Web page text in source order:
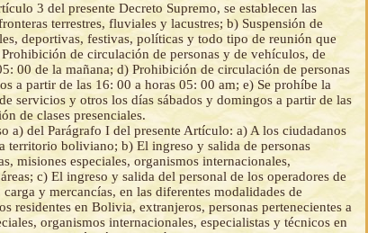
3 del presente Decreto Supremo, se establecen las
terrestres, fluviales y lacustres; b) Suspensión de
deportivas, festivas, políticas y todo tipo de reunión que
de circulación de personas y de vehículos, de
00 de la mañana; d) Prohibición de circulación de personas
a partir de las 16: 00 a horas 05: 00 am; e) Se prohíbe la
servicios y otros los días sábados y domingos a partir de las
de clases presenciales.
a) del Parágrafo I del presente Artículo: a) A los ciudadanos
territorio boliviano; b) El ingreso y salida de personas
misiones especiales, organismos internacionales,
c) El ingreso y salida del personal de los operadores de
y mercancías, en las diferentes modalidades de
residentes en Bolivia, extranjeros, personas pertenecientes a
organismos internacionales, especialistas y técnicos en